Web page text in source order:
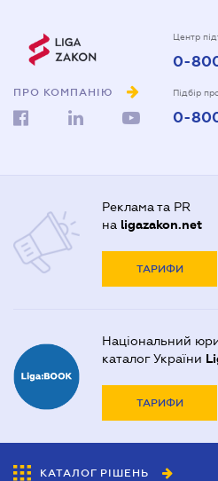
ПРО КОМПАНІЮ
Центр
0-
Підбір
0-
Реклама та PR
на ligazakon.net
ТАРИФИ
Національний
каталог України
ТАРИФИ
КАТАЛОГ РІШЕНЬ